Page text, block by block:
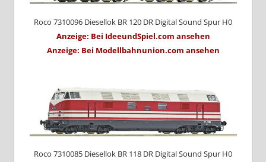
Roco 7310096 Diesellok BR 120 DR Digital Sound Spur H0
Anzeige: Bei IdeeundSpiel.com ansehen
Anzeige: Bei Modellbahnunion.com ansehen
Roco 7310085 Diesellok BR 118 DR Digital Sound Spur H0